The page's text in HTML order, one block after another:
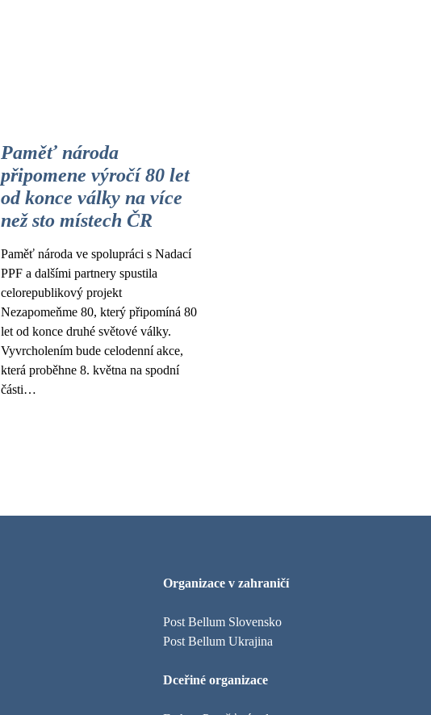
Paměť národa
připomene výročí 80 let
od konce války na více
než sto místech ČR
Paměť národa ve spolupráci s Nadací
PPF a dalšími partnery spustila
celorepublikový projekt
Nezapomeňme 80, který připomíná 80
let od konce druhé světové války.
Vyvrcholením bude celodenní akce,
která proběhne 8. května na spodní
části…
Organizace v zahraničí
Post Bellum Slovensko
Post Bellum Ukrajina
Dceřiné organizace